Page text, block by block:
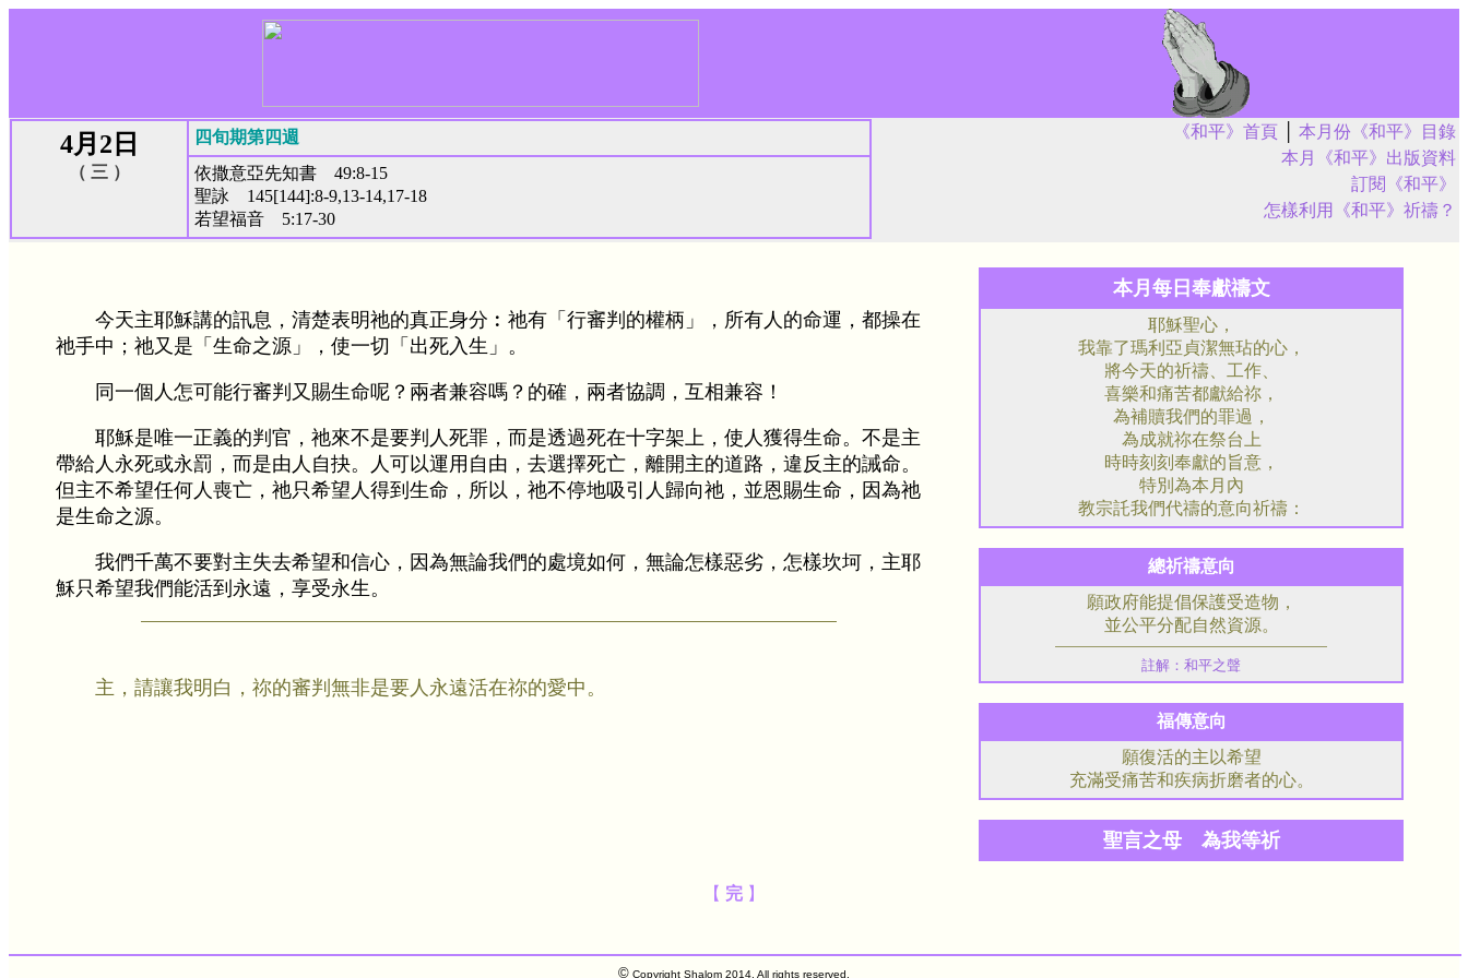
4月2日
（ 三 ）
四旬期第四週
依撒意亞先知書 49:8-15
聖詠 145[144]:8-9,13-14,17-18
若望福音 5:17-30
《和平》首頁
本月份《和平》目錄
本月《和平》出版資料
訂閱《和平》
怎樣利用《和平》祈禱？
今天主耶穌講的訊息，清楚表明祂的真正身分︰祂有「行審判的權柄」，所有人的命運，都操在
祂手中；祂又是「生命之源」，使一切「出死入生」。
同一個人怎可能行審判又賜生命呢？兩者兼容嗎？的確，兩者協調，互相兼容！
耶穌是唯一正義的判官，祂來不是要判人死罪，而是透過死在十字架上，使人獲得生命。不是主
帶給人永死或永罰，而是由人自抉。人可以運用自由，去選擇死亡，離開主的道路，違反主的誡命。
但主不希望任何人喪亡，祂只希望人得到生命，所以，祂不停地吸引人歸向祂，並恩賜生命，因為祂
是生命之源。
我們千萬不要對主失去希望和信心，因為無論我們的處境如何，無論怎樣惡劣，怎樣坎坷，主耶
穌只希望我們能活到永遠，享受永生。
主，請讓我明白，祢的審判無非是要人永遠活在祢的愛中。
本月每日奉獻禱文
耶穌聖心，
我靠了瑪利亞貞潔無玷的心，
將今天的祈禱、工作、
喜樂和痛苦都獻給祢，
為補贖我們的罪過，
為成就祢在祭台上
時時刻刻奉獻的旨意，
特別為本月內
教宗託我們代禱的意向祈禱：
總祈禱意向
願政府能提倡保護受造物，
並公平分配自然資源。
註解：和平之聲
福傳意向
願復活的主以希望
充滿受痛苦和疾病折磨者的心。
聖言之母 為我等祈
【 完 】
© Copyright Shalom 2014. All rights reserved.